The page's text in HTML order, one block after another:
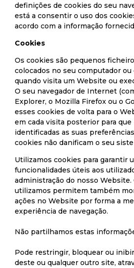
definições de cookies do seu
está a consentir o uso dos
acordo com a informação
Cookies
Os cookies são pequenos
colocados no seu computador
quando visita um Website ou
O seu navegador de Internet
Explorer, o Mozilla Firefox ou o
esses cookies de volta para o
em cada visita posterior para que
identificadas as suas
cookies não danificam o seu
Utilizamos cookies para garantir
funcionalidades úteis aos
administração do nosso Website.
utilizamos permitem também
ações no Website por forma a
experiência de navegação.
Não partilhamos estas
Pode restringir, bloquear ou
deste ou qualquer outro site,